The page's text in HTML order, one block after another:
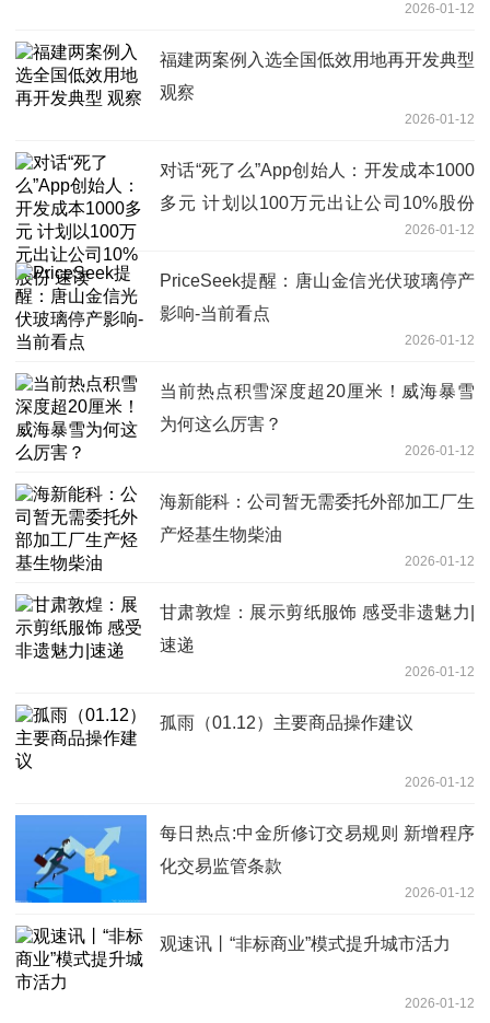
2026-01-12
福建两案例入选全国低效用地再开发典型
观察
2026-01-12
对话“死了么”App创始人：开发成本1000
多元 计划以100万元出让公司10%股份
2026-01-12
PriceSeek提醒：唐山金信光伏玻璃停产
影响-当前看点
2026-01-12
当前热点积雪深度超20厘米！威海暴雪
为何这么厉害？
2026-01-12
海新能科：公司暂无需委托外部加工厂生
产烃基生物柴油
2026-01-12
甘肃敦煌：展示剪纸服饰 感受非遗魅力|
速递
2026-01-12
孤雨（01.12）主要商品操作建议
2026-01-12
每日热点:中金所修订交易规则 新增程序
化交易监管条款
2026-01-12
观速讯丨“非标商业”模式提升城市活力
2026-01-12